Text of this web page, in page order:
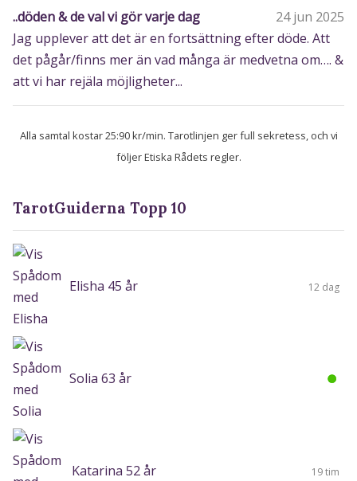
TarotGuiderna Topp 10
Elisha 45 år 12 dag
Solia 63 år
Katarina 52 år 19 tim
..döden & de val vi gör varje dag
24 jun 2025
Jag upplever att det är en fortsättning efter döde. Att
det pågår/finns mer än vad många är medvetna om…. &
att vi har rejäla möjligheter...
Alla samtal kostar 25:90 kr/min. Tarotlinjen ger full sekretess, och vi
följer Etiska Rådets regler.